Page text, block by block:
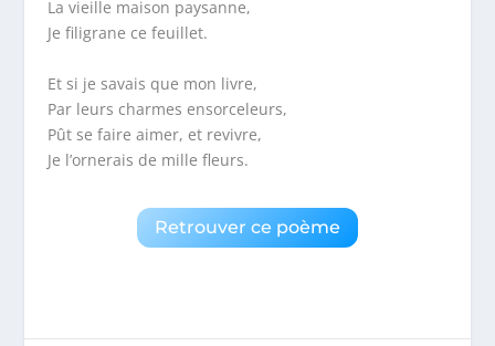
La vieille maison paysanne,
Je filigrane ce feuillet.
Et si je savais que mon livre,
Par leurs charmes ensorceleurs,
Pût se faire aimer, et revivre,
Je l’ornerais de mille fleurs.
Retrouver ce poème